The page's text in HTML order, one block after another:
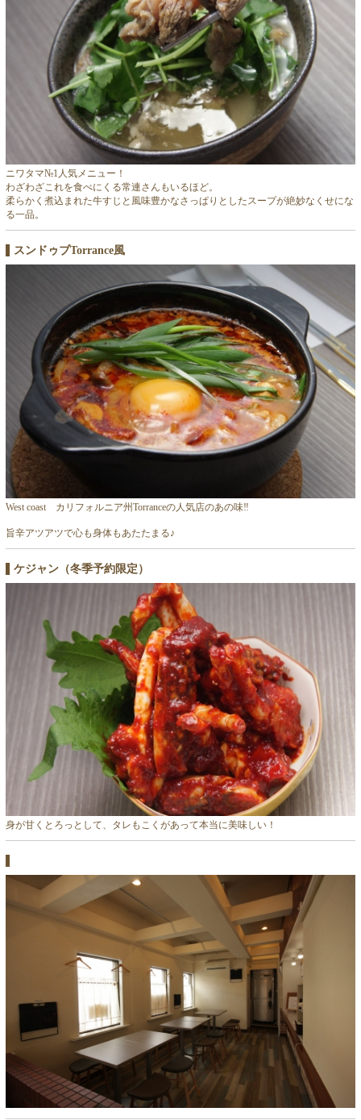
ニワタマ№1人気メニュー！
わざわざこれを食べにくる常連さんもいるほど。
柔らかく煮込まれた牛すじと風味豊かなさっぱりとしたスープが絶妙なくせにな
る一品。
スンドゥブTorrance風
West coast カリフォルニア州Torranceの人気店のあの味‼
旨辛アツアツで心も身体もあたたまる♪
ケジャン（冬季予約限定）
身が甘くとろっとして、タレもこくがあって本当に美味しい！